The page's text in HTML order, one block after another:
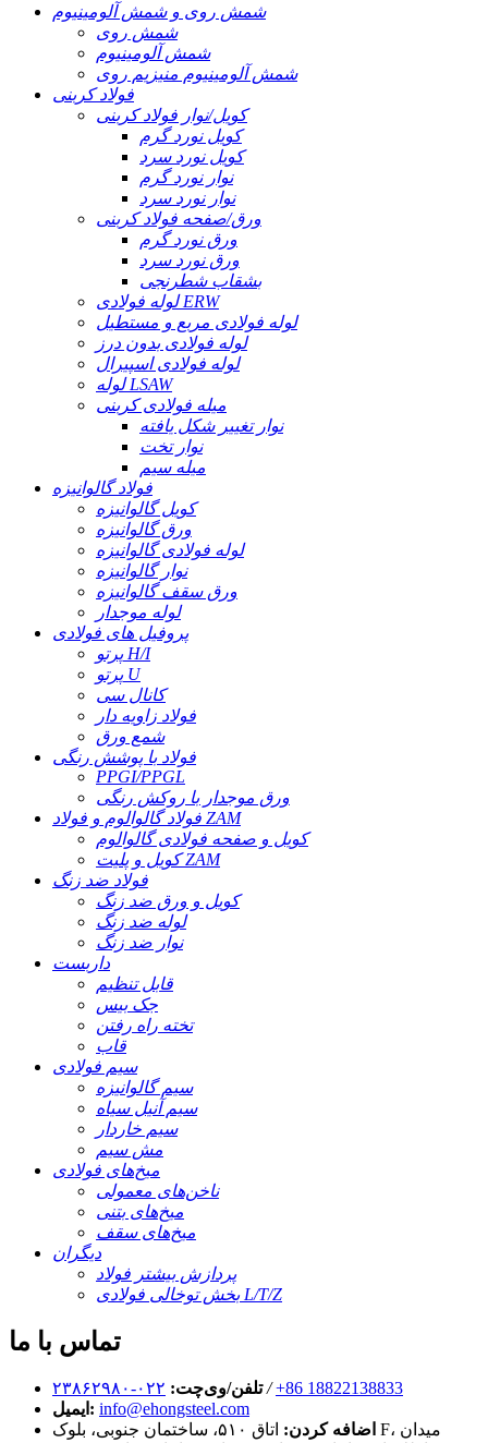
شمش روی و شمش آلومینیوم
شمش روی
شمش آلومینیوم
شمش آلومینیوم منیزیم روی
فولاد کربنی
کویل/نوار فولاد کربنی
کویل نورد گرم
کویل نورد سرد
نوار نورد گرم
نوار نورد سرد
ورق/صفحه فولاد کربنی
ورق نورد گرم
ورق نورد سرد
بشقاب شطرنجی
لوله فولادی ERW
لوله فولادی مربع و مستطیل
لوله فولادی بدون درز
لوله فولادی اسپیرال
لوله LSAW
میله فولادی کربنی
نوار تغییر شکل یافته
نوار تخت
میله سیم
فولاد گالوانیزه
کویل گالوانیزه
ورق گالوانیزه
لوله فولادی گالوانیزه
نوار گالوانیزه
ورق سقف گالوانیزه
لوله موجدار
پروفیل های فولادی
پرتو H/I
پرتو U
کانال سی
فولاد زاویه دار
شمع ورق
فولاد با پوشش رنگی
PPGI/PPGL
ورق موجدار با روکش رنگی
فولاد گالوالوم و فولاد ZAM
کویل و صفحه فولادی گالوالوم
کویل و پلیت ZAM
فولاد ضد زنگ
کویل و ورق ضد زنگ
لوله ضد زنگ
نوار ضد زنگ
داربست
قابل تنظیم
جک بیس
تخته راه رفتن
قاب
سیم فولادی
سیم گالوانیزه
سیم آنیل سیاه
سیم خاردار
مش سیم
میخ‌های فولادی
ناخن‌های معمولی
میخ‌های بتنی
میخ‌های سقف
دیگران
پردازش بیشتر فولاد
بخش توخالی فولادی L/T/Z
تماس با ما
تلفن/وی‌چت: ۰۲۲-۲۳۸۶۲۹۸۰ / ‎+86 18822138833‎
ایمیل: info@ehongsteel.com
اضافه کردن:
اتاق ۵۱۰، ساختمان جنوبی، بلوک F، میدان